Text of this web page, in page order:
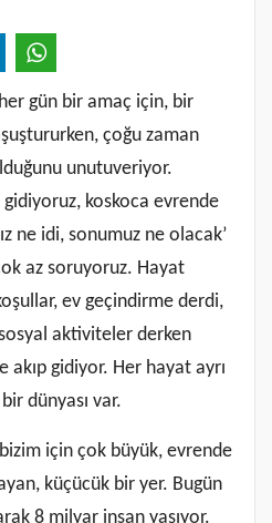
gün bir amaç için, bir
çoğu zaman
unutuveriyor.
koskoca evrende
ne idi, sonumuz ne olacak’
az soruyoruz. Hayat
ev geçindirme derdi,
aktiviteler derken
akıp gidiyor. Her hayat ayrı
dünyası var.
için çok büyük, evrende
küçücük bir yer. Bugün
8 milyar insan yaşıyor.